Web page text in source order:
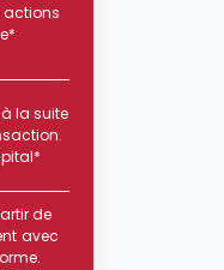
actions
la suite
de
avec